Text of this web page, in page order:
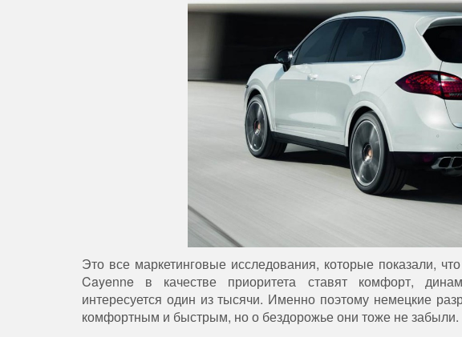
Это все маркетинговые исследования, которые показали,
Cayenne в качестве приоритета ставят комфорт,
интересуется один из тысячи. Именно поэтому немецкие
комфортным и быстрым, но о бездорожье они тоже не забыли.